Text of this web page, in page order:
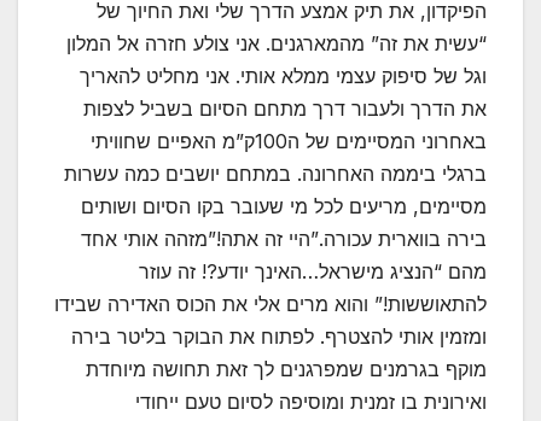
הפיקדון, את תיק אמצע הדרך שלי ואת החיוך של
“עשית את זה” מהמארגנים. אני צולע חזרה אל המלון
וגל של סיפוק עצמי ממלא אותי. אני מחליט להאריך
את הדרך ולעבור דרך מתחם הסיום בשביל לצפות
באחרוני המסיימים של ה100ק”מ האפיים שחוויתי
ברגלי ביממה האחרונה. במתחם יושבים כמה עשרות
מסיימים, מריעים לכל מי שעובר בקו הסיום ושותים
בירה בווארית עכורה.”היי זה אתה!”מזהה אותי אחד
מהם “הנציג מישראל…האינך יודע?! זה עוזר
להתאוששות!” והוא מרים אלי את הכוס האדירה שבידו
ומזמין אותי להצטרף. לפתוח את הבוקר בליטר בירה
מוקף בגרמנים שמפרגנים לך זאת תחושה מיוחדת
ואירונית בו זמנית ומוסיפה לסיום טעם ייחודי